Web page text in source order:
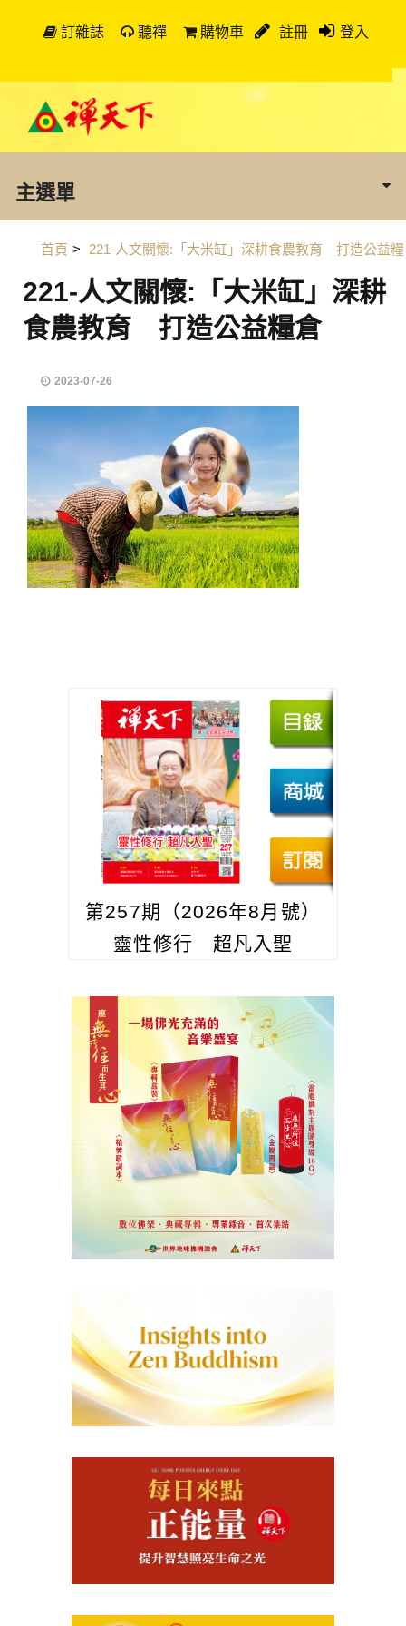
訂雜誌 聽禪 購物車 註冊 登入
主選單
首頁 > 221-人文關懷:「大米缸」深耕食農教育 打造公益糧
221-人文關懷:「大米缸」深耕
食農教育 打造公益糧倉
2023-07-26
第257期（2026年8月號）
靈性修行 超凡入聖